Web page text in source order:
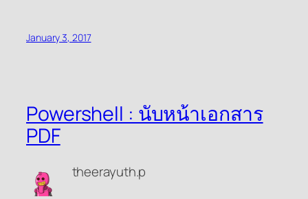
January 3, 2017
Powershell : นับหน้าเอกสาร
PDF
theerayuth.p